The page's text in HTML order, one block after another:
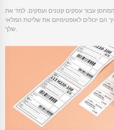
עבור עסקים קטנים ועסקים. למד את
הם יכולים לאופטימיזם את שליטת המלאי
שלך.